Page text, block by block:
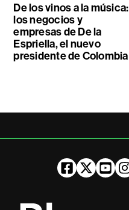
De los vinos a la música:
los negocios y
empresas de De la
Espriella, el nuevo
presidente de Colombia